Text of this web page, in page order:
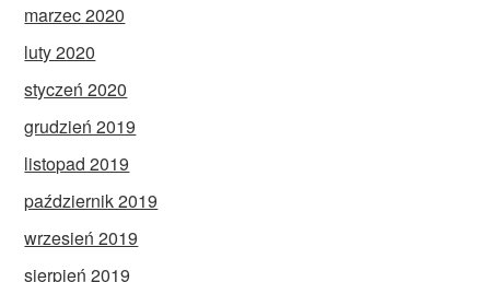
marzec 2020
luty 2020
styczeń 2020
grudzień 2019
listopad 2019
październik 2019
wrzesień 2019
sierpień 2019